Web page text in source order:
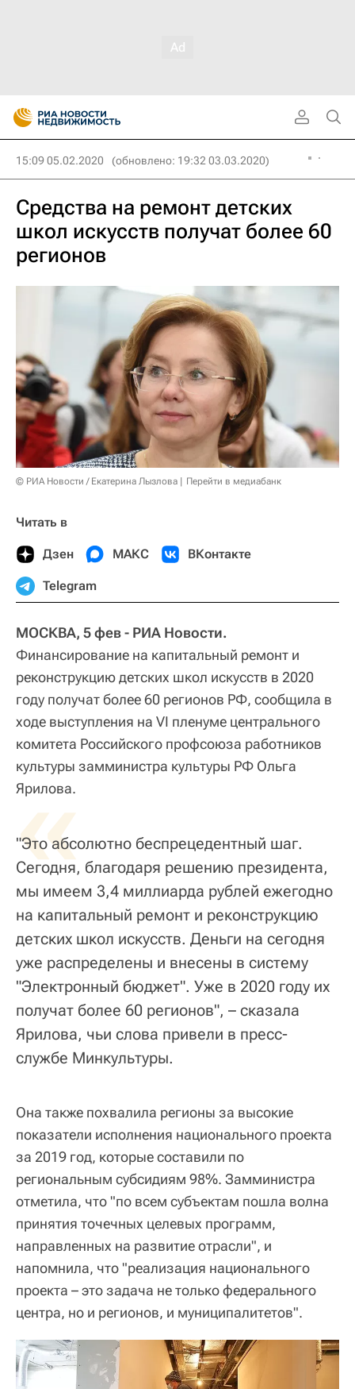
15:09 05.02.2020 (обновлено: 19:32 03.03.2020)
Средства на ремонт детских
школ искусств получат более 60
регионов
© РИА Новости / Екатерина Лызлова Перейти в медиабанк
Читать в
Дзен МАКС ВКонтакте
Telegram
МОСКВА, 5 фев - РИА Новости.
Финансирование на капитальный ремонт и
реконструкцию детских школ искусств в 2020
году получат более 60 регионов РФ, сообщила в
ходе выступления на VI пленуме центрального
комитета Российского профсоюза работников
культуры замминистра культуры РФ Ольга
Ярилова.
«
"Это абсолютно беспрецедентный шаг.
Сегодня, благодаря решению президента,
мы имеем 3,4 миллиарда рублей ежегодно
на капитальный ремонт и реконструкцию
детских школ искусств. Деньги на сегодня
уже распределены и внесены в систему
"Электронный бюджет". Уже в 2020 году их
получат более 60 регионов", – сказала
Ярилова, чьи слова привели в пресс-
службе Минкультуры.
Она также похвалила регионы за высокие
показатели исполнения национального проекта
за 2019 год, которые составили по
региональным субсидиям 98%. Замминистра
отметила, что "по всем субъектам пошла волна
принятия точечных целевых программ,
направленных на развитие отрасли", и
напомнила, что "реализация национального
проекта – это задача не только федерального
центра, но и регионов, и муниципалитетов".